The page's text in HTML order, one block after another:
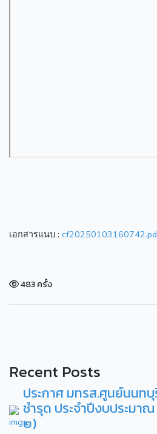
เอกสารแนบ :
483 ครั้ง
Recent Posts
ประกาศ มทรส.ศูนย์นนท
ชำรุด ประจำปีงบประม
๒)